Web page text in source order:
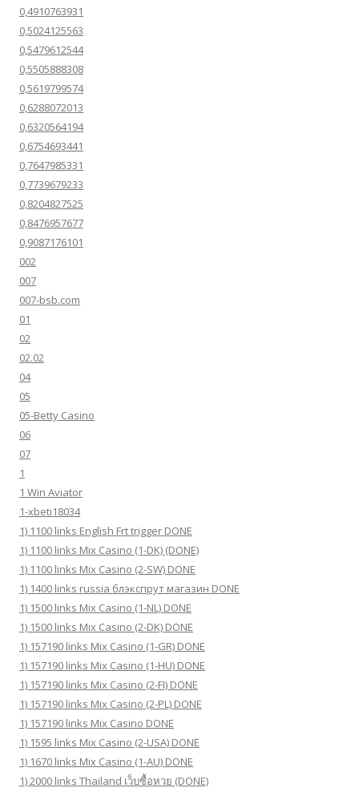
0,4910763931
0,5024125563
0,5479612544
0,5505888308
0,5619799574
0,6288072013
0,6320564194
0,6754693441
0,7647985331
0,7739679233
0,8204827525
0,8476957677
0,9087176101
002
007
007-bsb.com
01
02
02.02
04
05
05-Betty Casino
06
07
1
1 Win Aviator
1-xbeti18034
1) 1100 links English Frt trigger DONE
1) 1100 links Mix Casino (1-DK) (DONE)
1) 1100 links Mix Casino (2-SW) DONE
1) 1400 links russia блэкспрут магазин DONE
1) 1500 links Mix Casino (1-NL) DONE
1) 1500 links Mix Casino (2-DK) DONE
1) 157190 links Mix Casino (1-GR) DONE
1) 157190 links Mix Casino (1-HU) DONE
1) 157190 links Mix Casino (2-FI) DONE
1) 157190 links Mix Casino (2-PL) DONE
1) 157190 links Mix Casino DONE
1) 1595 links Mix Casino (2-USA) DONE
1) 1670 links Mix Casino (1-AU) DONE
1) 2000 links Thailand เว็บซื้อหวย (DONE)